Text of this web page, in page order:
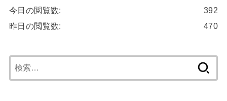
392
今日の閲覧数:
470
昨日の閲覧数:
索: